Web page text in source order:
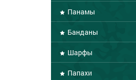
Панамы
Банданы
Шарфы
Папахи